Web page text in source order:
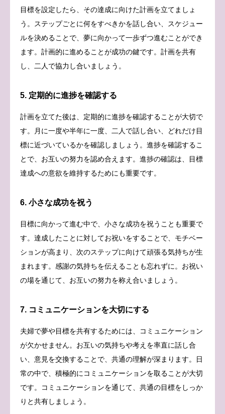
目標を設定したら、その達成に向けた計画を立てましょ
う。ステップごとに何をすべきかを話し合い、スケジュー
ルを決めることで、夢に向かって一歩ずつ進むことができ
ます。計画的に進めることが成功の鍵です。計画を共有
し、二人で協力し合いましょう。
5. 定期的に進捗を確認する
計画を立てた後は、定期的に進捗を確認することが大切で
す。月に一度や半年に一度、二人で話し合い、どれだけ目
標に近づいているかを確認しましょう。進捗を確認するこ
とで、お互いの努力を認め合えます。進捗の確認は、目標
達成への意欲を維持するためにも重要です。
6. 小さな成功を祝う
目標に向かって進む中で、小さな成功を祝うことも重要で
す。達成したことに対してお祝いをすることで、モチベー
ションが高まり、次のステップに向けて頑張る気持ちが生
まれます。感謝の気持ちを伝えることも忘れずに。お祝い
の場を通じて、お互いの努力を称え合いましょう。
7. コミュニケーションを大切にする
夫婦で夢や目標を共有するためには、コミュニケーション
が欠かせません。お互いの気持ちや考えを率直に話し合
い、意見を交換することで、共通の理解が深まります。日
常の中で、積極的にコミュニケーションを取ることが大切
です。コミュニケーションを通じて、共通の目標をしっか
りと共有しましょう。